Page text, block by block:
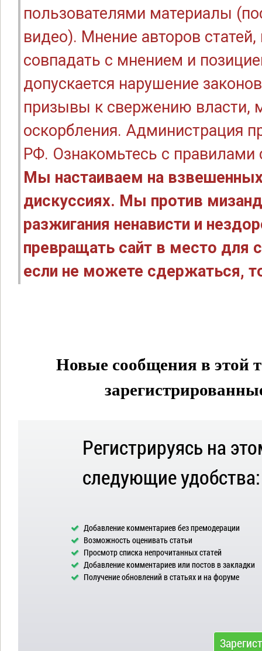
пользователями материалы
видео). Мнение авторов
совпадать с мнением и
допускается нарушение
призывы к свержению власти,
оскорбления. Администрация
РФ. Ознакомьтесь с правилами
Мы настаиваем на
дискуссиях. Мы против
разжигания ненависти и
превращать сайт в место для
если не можете сдержаться,
Новые сообщения в этой
Регистрируясь на
следующие удобства:
Добавление комментариев без премодерации
Возможность оценивать статьи
Просмотр списка непрочитанных статей
Добавление комментариев или постов в закладки
Получение обновлений в статьях и на форуме